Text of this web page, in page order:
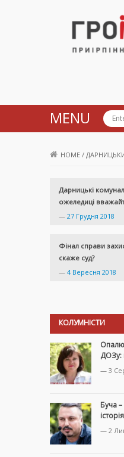
MENU
HOME /
Дарницькі
ожеледиці
— 27 Грудня 2018
Фінал справи
скаже суд?
— 4 Вересня 2018
КОЛУМНІСТИ
ДОЗу:
— 3
Буча –
— 2